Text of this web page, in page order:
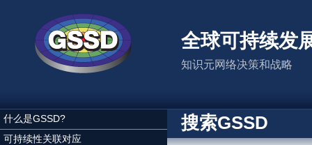
全球可持续发
知识元网络决策和战略
什么是GSSD?
可持续性关联对应
搜索GSSD